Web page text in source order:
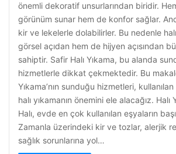
önemli dekoratif unsurlarından biridir.
görünüm sunar hem de konfor sağlar.
kir ve lekelerle dolabilirler. Bu nedenle
görsel açıdan hem de hijyen açısından
sahiptir. Safir Halı Yıkama, bu alanda
hizmetlerle dikkat çekmektedir. Bu
Yıkama’nın sunduğu hizmetleri,
halı yıkamanın önemini ele alacağız. Halı
Halı, evde en çok kullanılan eşyaların
Zamanla üzerindeki kir ve tozlar, alerjik
sağlık sorunlarına yol…